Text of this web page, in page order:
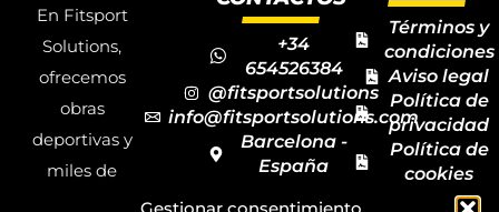
En Fitsport
Solutions,
ofrecemos
obras
deportivas y
miles de
+34
654526384
@fitsportsolutions
info@fitsportsolutions.com
Barcelona -
España
Términos y
condiciones
Aviso legal
Política de
privacidad
Política de
cookies